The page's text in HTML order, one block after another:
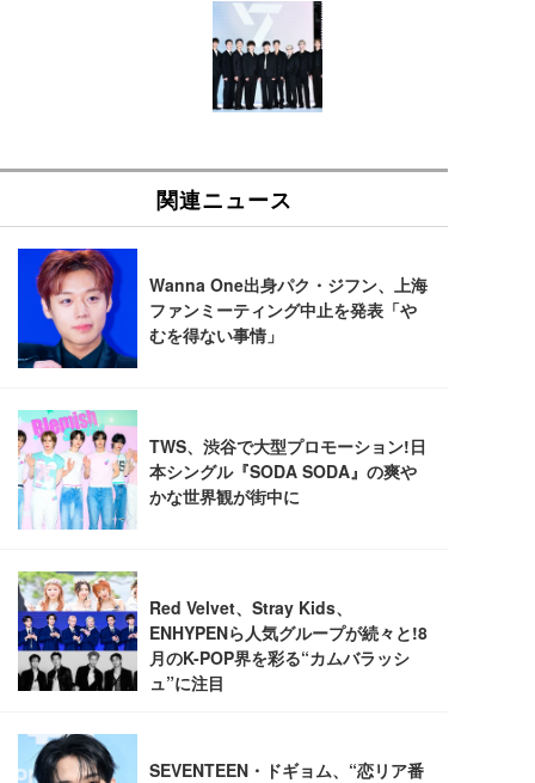
[EdoErgo] オフィスチェア 椅子 テレワーク 疲れな
い 跳ね上げ式アームレスト コンパクト 約105度ロッ
キング pc 事務椅子 360度回転 座面昇降 強化ナイロ
ン樹脂ベース 通気性メッシュ 在宅ワーク H-WY01
(黒網+黒枠+黒足)
SIHOO B100 オフィスチェア／デスクチェア メッシ
ュチェア 人間工学 疲れない ブラック
￥27,999
Sezlife オフィスチェア デスクチェア 疲れない テレ
ワーク チェア 強化バックレスト 30度ロッキング機
能 人間工学 椅子 腰サポート 90度跳ね上げ式アーム
Sezlife オフィスチェア デスクチェア 疲れない テレ
ワーク チェア 強化バックレスト 30度ロッキング機
能 人間工学 椅子 腰サポート 90度跳ね上げ式アーム
レスト 3Dヘッドレスト ハンガー付き 高反発クッシ
￥7,680
ス圧無段階昇降 360度回転 キャスター付き コンパク
ト 幅52×奥行58.5×高さ84～96cm テレワーク 在宅
勤務 ブラック
￥4,139
EIZO ビジネス向けプレミアムモニター | FlexScan
EV3240X-WT | 31.5型4K UHD・USB Type-C・ホワ
EV2740X-WT | 27.0型4K UHD・USB Type-C・ホワ
イト
￥109,572
【純正品】27"ゲーミングモニター DualSense 充電
フック付き（CFI-ZDM1J）
【整備済み品】Dell E2724HS 27インチ 液晶モニタ
ー フルHD（1920×1080）VA 非光沢 HDMI/DisplayP
ort/VGA スピーカー内蔵 高さ調整 スイベル VESA対
応 ComfortView ビジネス向け
￥15,800
グモニター QD 24.5インチ 1ms FHD 量子ドット 残
像低減 (3年保証 | 輝点保証 | 日本メーカー)
￥34,980
Amazonベーシック ペットシーツ 薄型 レギュラー 1
回使い捨て 無香料 ホワイト 300枚
Amazonベーシック ペットシーツ 厚型 ワイド 42枚
x2袋(84枚) ホワイト(吸収面:ライトブルー)
￥3,234
ネオ・ルーライフ ネオ・オムツ L 中型犬用 26枚入
り 単品
Smart Basic(スマートベーシック) 【Amazon.co.jp
限定】 Smart Basic アイリスオーヤマ ペットシーツ
超厚型 お徳用 ワイド 100枚入 (x 1) (ケース販売)
￥3,670
ュラー 200枚入【Amazon.co.jp限定】
￥3,731